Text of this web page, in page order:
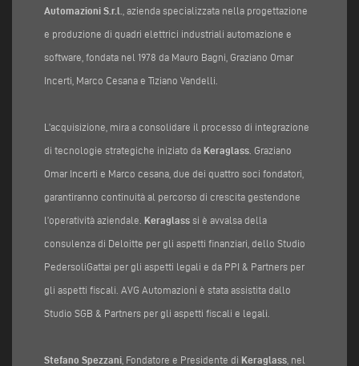
Automazioni S.r.l ., azienda specializzata nella progettazione
e produzione di quadri elettrici industriali automazione e
software, fondata nel 1978 da Mauro Bagni, Graziano Omar
Incerti, Marco Cesana e Tiziano Vandelli.
L’acquisizione, mira a consolidare il processo di integrazione
di tecnologie strategiche iniziato da Keraglass . Graziano
Omar Incerti e Marco cesana, due dei quattro soci fondatori,
garantiranno continuità al percorso di crescita gestendone
l’operatività aziendale. Keraglass si è avvalsa della
consulenza di Deloitte per gli aspetti finanziari, dello Studio
PedersoliGattai per gli aspetti legali e da PPI & Partners per
gli aspetti fiscali. AVG Automazioni è stata assistita dallo
Studio SGB & Partners per gli aspetti fiscali e legali.
Stefano Spezzani , Fondatore e Presidente di Keraglass , nel